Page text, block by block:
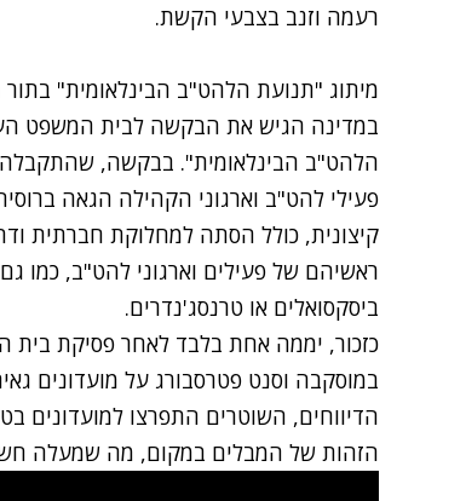
רעמה וזנב בצבעי הקשת.
מיתוג "תנועת הלהט"ב הבינלאומית"
במדינה הגיש את הבקשה לבית המשפט
הלהט"ב הבינלאומית". בבקשה, שהתקבלה
פעילי להט"ב וארגוני הקהילה הגאה
קיצונית, כולל הסתה למחלוקת חברתית
ראשיהם של פעילים וארגוני להט"ב, כמו
ביסקסואלים או טרנסג'נדרים.
כזכור, יממה אחת בלבד לאחר פסיקת בית
במוסקבה וסנט פטרסבורג על מועדונים
הדיווחים, השוטרים התפרצו למועדונים
הזהות של המבלים במקום, מה שמעלה